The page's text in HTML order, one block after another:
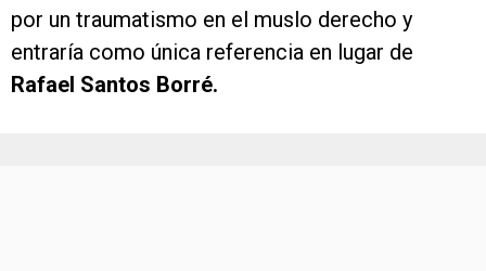
por un traumatismo en el muslo derecho y
entraría como única referencia en lugar de
Rafael Santos Borré.